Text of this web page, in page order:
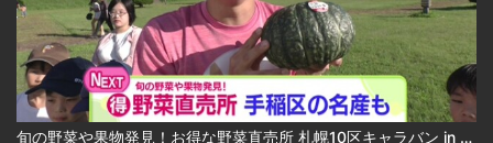
旬の野菜や果物発見！お得な野菜直売所 札幌10区キャラバン in 手稲区 2026-08-03